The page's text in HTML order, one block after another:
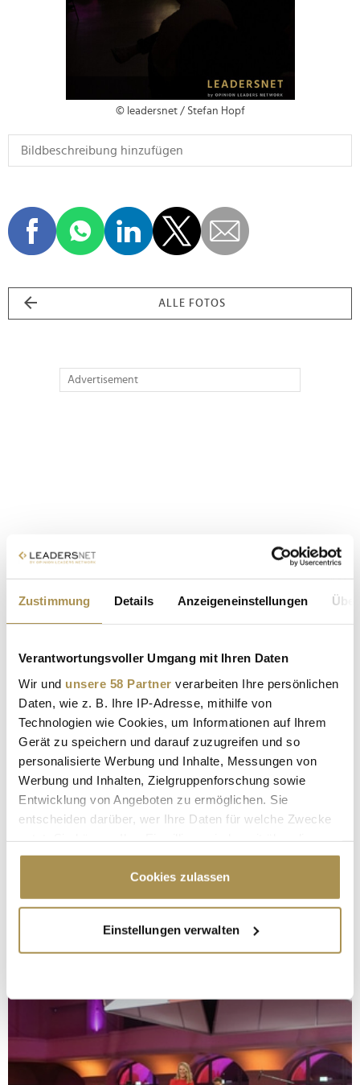
Zustimmung Details Anzeigeneinstellungen
Verantwortungsvoller Umgang mit Ihren Daten
Wir und unsere 58 Partner verarbeiten Ihre persönlichen
Daten, wie z. B. Ihre IP-Adresse, mithilfe von
Technologien wie Cookies, um Informationen auf Ihrem
Gerät zu speichern und darauf zuzugreifen und so
personalisierte Werbung und Inhalte, Messungen von
Werbung und Inhalten, Zielgruppenforschung sowie
Entwicklung von Angeboten zu ermöglichen. Sie
entscheiden darüber, wer Ihre Daten für welche Zwecke
Cookie-Erklärung oder durch Klicken auf das Privacy
Trigger Symbol ändern oder widerrufen
Informationen über Ihre geografische Lage
erfassen, welche bis auf einige Meter genau sein
bestimmten Merkmalen (Fingerprinting) identifizieren
Erfahren Sie mehr darüber, wie Ihre persönlichen Daten
verarbeitet werden, und legen Sie Ihre Präferenzen im
Abschnitt Einzelheitenfest.
Cookies zulassen
Einstellungen verwalten
© leadersnet / Stefan Hopf
ALLE FOTOS
Advertisement